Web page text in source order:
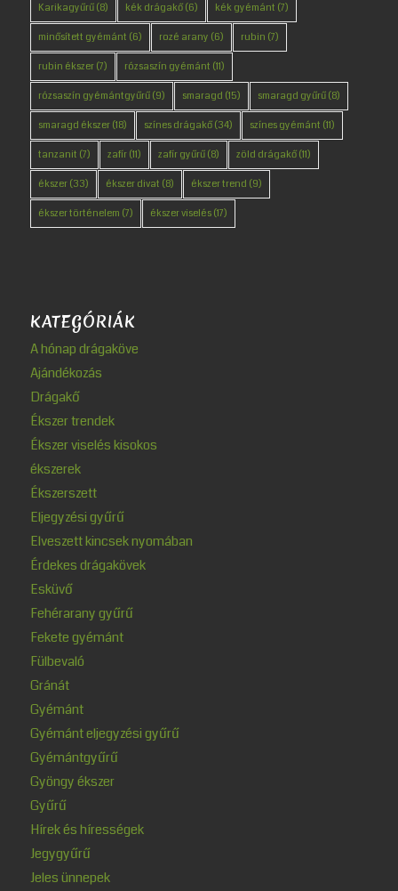
Karikagyűrű(8) kék drágakő(6) kék gyémánt (7)
minősített gyémánt (6) rozé arany (6) rubin (7)
rubin ékszer(7) rózsaszín gyémánt (11)
rózsaszín gyémántgyűrű(9) smaragd (15) smaragd gyűrű(8)
smaragd ékszer(18) színes drágakő(34) színes gyémánt (11)
tanzanit (7) zafír(11) zafír gyűrű(8) zöld drágakő(11)
ékszer(33) ékszer divat (8) ékszer trend (9)
ékszer történelem (7) ékszer viselés(17)
KATEGÓRIÁK
A hónap drágaköve
Ajándékozás
Drágakő
Ékszer trendek
Ékszer viselés kisokos
ékszerek
Ékszerszett
Eljegyzési gyűrű
Elveszett kincsek nyomában
Érdekes drágakövek
Esküvő
Fehérarany gyűrű
Fekete gyémánt
Fülbevaló
Gránát
Gyémánt
Gyémánt eljegyzési gyűrű
Gyémántgyűrű
Gyöngy ékszer
Gyűrű
Hírek és hírességek
Jegygyűrű
Jeles ünnepek